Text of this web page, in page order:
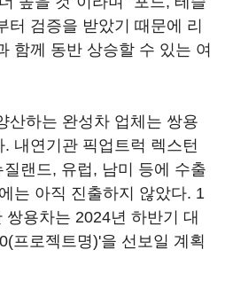
터 검증을 받았기 때문에 리
함께 동반 상승할 수 있는 여
산하는 완성차 업체는 쌍용
. 내연기관 픽업트럭 렉스턴
랜드, 유럽, 남미 등에 수출
는 아직 진출하지 않았다. 1
용차는 2024년 하반기 대
프로젝트명)'을 선보일 계획